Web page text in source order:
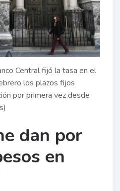
Central fijó la tasa en el
los plazos fijos
por primera vez desde
dan por
en